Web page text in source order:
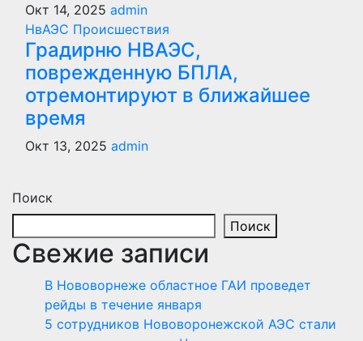
Окт 14, 2025 admin
НвАЭС Происшествия
Градирню НВАЭС,
поврежденную БПЛА,
отремонтируют в ближайшее
время
Окт 13, 2025 admin
Поиск
Поиск
Свежие записи
В Нововорнеже областное ГАИ проведет
рейды в течение января
5 сотрудников Нововоронежской АЭС стали